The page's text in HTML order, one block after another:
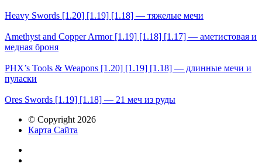
Heavy Swords [1.20] [1.19] [1.18] — тяжелые мечи
Amethyst and Copper Armor [1.19] [1.18] [1.17] — аметистовая и
медная броня
PHX’s Tools & Weapons [1.20] [1.19] [1.18] — длинные мечи и
пуласки
Ores Swords [1.19] [1.18] — 21 меч из руды
© Copyright 2026
Карта Сайта